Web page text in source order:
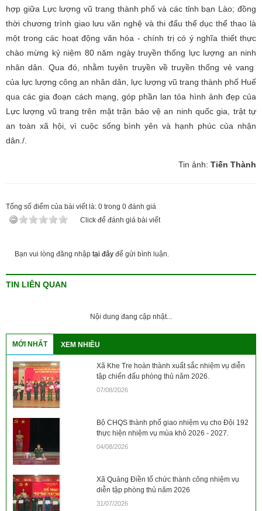
hợp giữa Lực lượng vũ trang thành phố và các tỉnh bạn Lào; đồng
thời chương trình giao lưu văn nghệ và thi đấu thể dục thể thao là
một trong các hoạt động văn hóa - chính trị có ý nghĩa thiết thực
chào mừng kỷ niệm 80 năm ngày truyền thống lực lượng an ninh
nhân dân. Qua đó, nhằm tuyên truyền về truyền thống vẻ vang
của lực lượng công an nhân dân, lực lượng vũ trang thành phố Huế
qua các gia đoạn cách mạng, góp phần lan tỏa hình ảnh đẹp của
Lực lượng vũ trang trên mặt trận bảo vệ an ninh quốc gia, trật tự
an toàn xã hội, vì cuộc sống bình yên và hạnh phúc của nhận
dân./.
Tin ảnh: Tiến Thành
Tổng số điểm của bài viết là: 0 trong 0 đánh giá
Click để đánh giá bài viết
Bạn vui lòng đăng nhập tại đây để gửi bình luận.
TIN LIÊN QUAN
Nội dung đang cập nhật...
MỚI NHẤT XEM NHIỀU
Xã Khe Tre hoàn thành xuất sắc nhiệm vụ diễn
tập chiến đấu phòng thủ năm 2026.
07/08/2026
Bộ CHQS thành phố giao nhiệm vụ cho Đội 192
thực hiện nhiệm vụ mùa khô 2026 - 2027.
04/08/2026
Xã Quảng Điền tổ chức thành công nhiệm vụ
diễn tập phòng thủ năm 2026
31/07/2026